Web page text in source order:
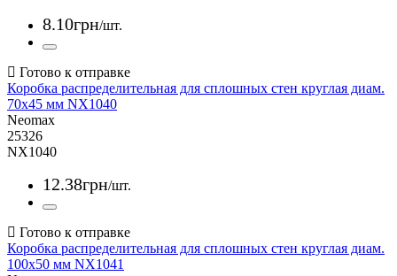
8.10грн/шт.
Коробка распределительная для сплошных стен круглая диам.
70x45 мм NX1040
Neomax
25326
NX1040
12.38грн/шт.
Коробка распределительная для сплошных стен круглая диам.
100x50 мм NX1041